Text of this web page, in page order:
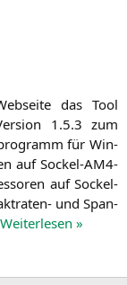
das Tool
1.5.3 zum
für Win­
auf Sockel-AM4-
auf Sockel-
und Span­
Wei­ter­le­sen »